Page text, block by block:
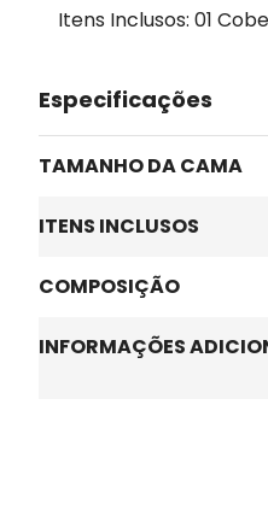
Itens Inclusos: 01
Especificações
TAMANHO DA CAMA
ITENS INCLUSOS
COMPOSIÇÃO
INFORMAÇÕES